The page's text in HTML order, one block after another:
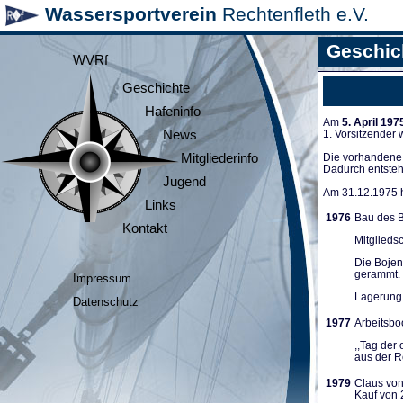
Wassersportverein Rechtenfleth e.V.
WVRf
Geschichte
Hafeninfo
News
Mitgliederinfo
Jugend
Links
Kontakt
Impressum
Datenschutz
Am 5. April
1. Vorsitzender
Die
Dadurch
Am 31.12.1975
1976 Bau des
Die
1977
,,Tag der
aus der
1979 Claus
Kauf von